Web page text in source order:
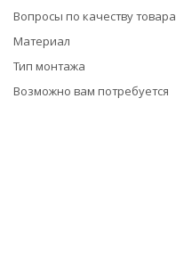
Вопросы по качеству товара
Материал
Тип монтажа
Возможно вам потребуется